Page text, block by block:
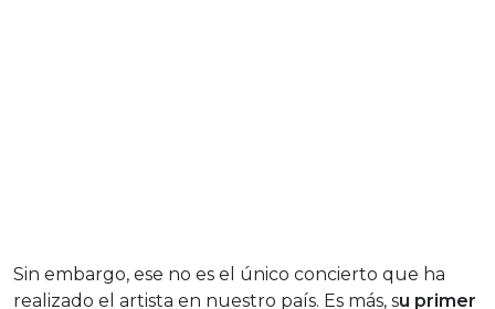
Sin embargo, ese no es el único concierto que ha
realizado el artista en nuestro país. Es más, su primer